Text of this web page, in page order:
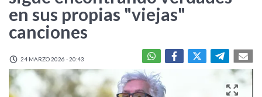
en sus propias "viejas"
canciones
24 MARZO 2026 - 20:43